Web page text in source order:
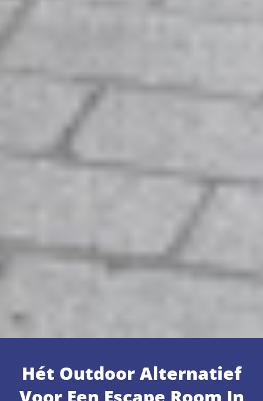
Hét Outdoor Alternatief